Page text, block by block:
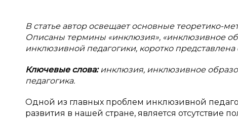
В статье автор освещает основные теоретико-
Описаны термины «инклюзия», «инклюзивное
инклюзивной педагогики, коротко
Ключевые слова:инклюзия, инклюзивное
педагогика.
Одной из главных проблем инклюзивной
развития в нашей стране, является отсутствие